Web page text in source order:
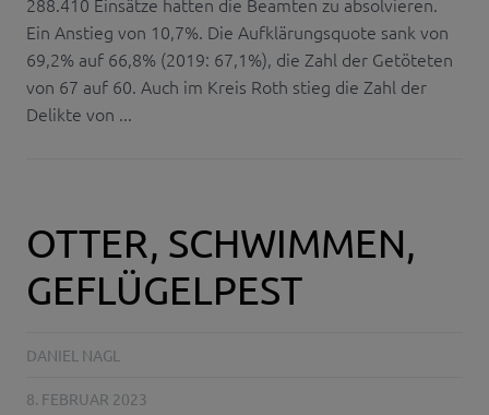
Ein Anstieg von 10,7%. Die Aufklärungsquote sank von
69,2% auf 66,8% (2019: 67,1%), die Zahl der Getöteten
von 67 auf 60. Auch im Kreis Roth stieg die Zahl der
Delikte von ...
OTTER, SCHWIMMEN,
GEFLÜGELPEST
DANIEL NAGL
8. FEBRUAR 2023